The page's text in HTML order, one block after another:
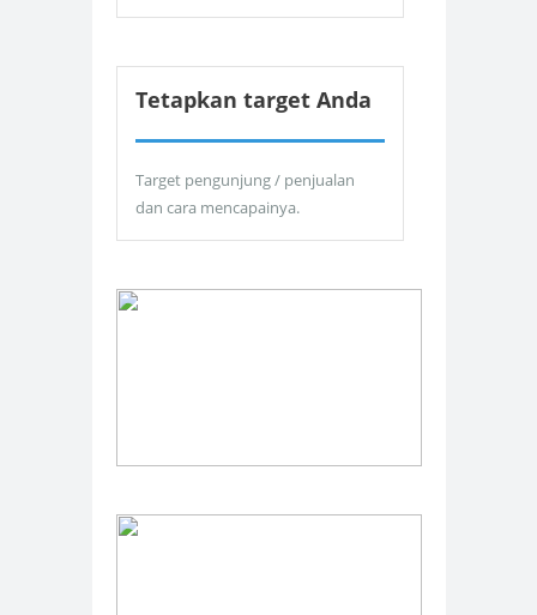
Tetapkan target Anda
Target pengunjung / penjualan
dan cara mencapainya.